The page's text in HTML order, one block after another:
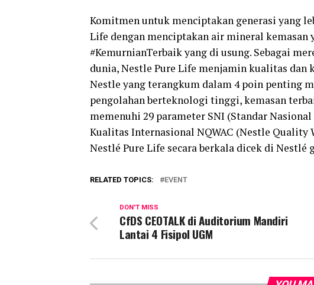
Komitmen untuk menciptakan generasi yang
Life dengan menciptakan air mineral kemasan
#KemurnianTerbaik yang di usung. Sebagai
dunia, Nestle Pure Life menjamin kualitas
Nestle yang terangkum dalam 4 poin penting
pengolahan berteknologi tinggi, kemasan
memenuhi 29 parameter SNI (Standar
Kualitas Internasional NQWAC (Nestle Quality
Nestlé Pure Life secara berkala dicek di Nestlé
RELATED TOPICS: EVENT
DON'T MISS
CfDS CEOTALK di Auditorium Mandiri
Lantai 4 Fisipol UGM